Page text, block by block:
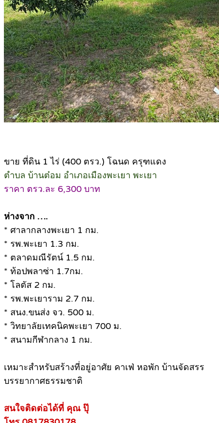
ขาย ที่ดิน 1 ไร่ (400 ตรว.) โฉนด ครุฑแดง
ตำบล บ้านต๋อม อำเภอเมืองพะเยา พะเยา
ราคา ตรว.ละ 6,300 บาท
ห่างจาก ….
* ศาลากลางพะเยา 1 กม.
* รพ.พะเยา 1.3 กม.
* ตลาดมณีรัตน์ 1.5 กม.
* ท้อปพลาซ่า 1.7กม.
* โลตัส 2 กม.
* รพ.พะเยาราม 2.7 กม.
* สนง.ขนส่ง จว. 500 ม.
* วิทยาลัยเทคนิคพะเยา 700 ม.
* สนามกีฬากลาง 1 กม.
เหมาะสำหรับสร้างที่อยู่อาศัย คาเฟ่ หอพัก บ้านจัดสรร
บรรยากาศธรรมชาติ
สนใจติดต่อได้ที่ คุณ ปุ๊